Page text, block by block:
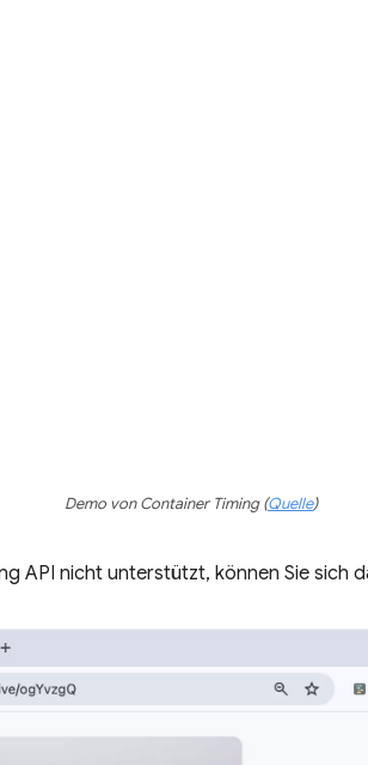
Demo von Container Timing (Quelle)
API nicht unterstützt, können Sie sich